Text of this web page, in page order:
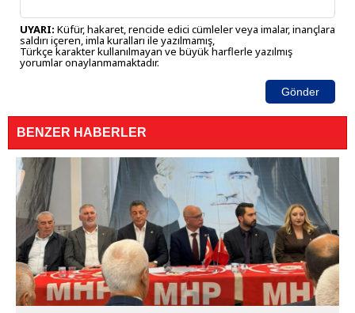
UYARI: Küfür, hakaret, rencide edici cümleler veya imalar, inançlara
saldırı içeren, imla kuralları ile yazılmamış,
Türkçe karakter kullanılmayan ve büyük harflerle yazılmış
yorumlar onaylanmamaktadır.
Gönder
BENZER HABERLER